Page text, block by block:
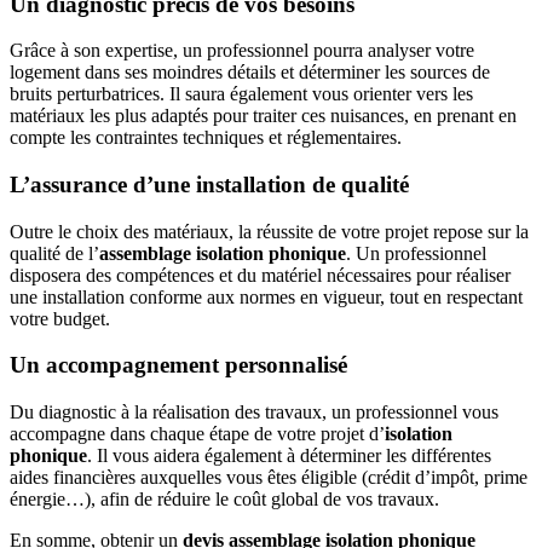
Grâce à son expertise, un professionnel pourra analyser votre
logement dans ses moindres détails et déterminer les sources de
bruits perturbatrices. Il saura également vous orienter vers les
matériaux les plus adaptés pour traiter ces nuisances, en prenant en
compte les contraintes techniques et réglementaires.
L’assurance d’une installation de qualité
Outre le choix des matériaux, la réussite de votre projet repose sur la
qualité de l’assemblage isolation phonique. Un professionnel
disposera des compétences et du matériel nécessaires pour réaliser
une installation conforme aux normes en vigueur, tout en respectant
votre budget.
Un accompagnement personnalisé
Du diagnostic à la réalisation des travaux, un professionnel vous
accompagne dans chaque étape de votre projet d’isolation
phonique. Il vous aidera également à déterminer les différentes
aides financières auxquelles vous êtes éligible (crédit d’impôt, prime
énergie…), afin de réduire le coût global de vos travaux.
En somme, obtenir un devis assemblage isolation phonique